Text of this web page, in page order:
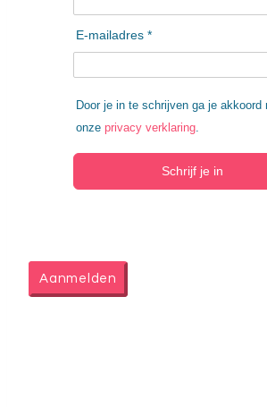
E-mailadres *
Door je in te schrijven ga je akkoord
onze privacy verklaring.
Schrijf je in
Aanmelden